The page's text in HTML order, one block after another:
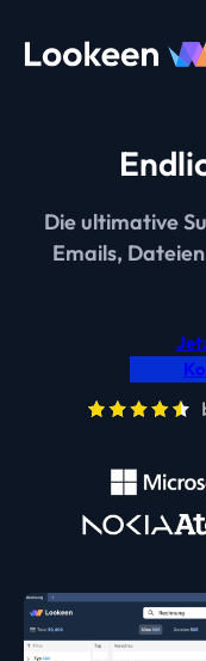
Die ultimative
Emails,